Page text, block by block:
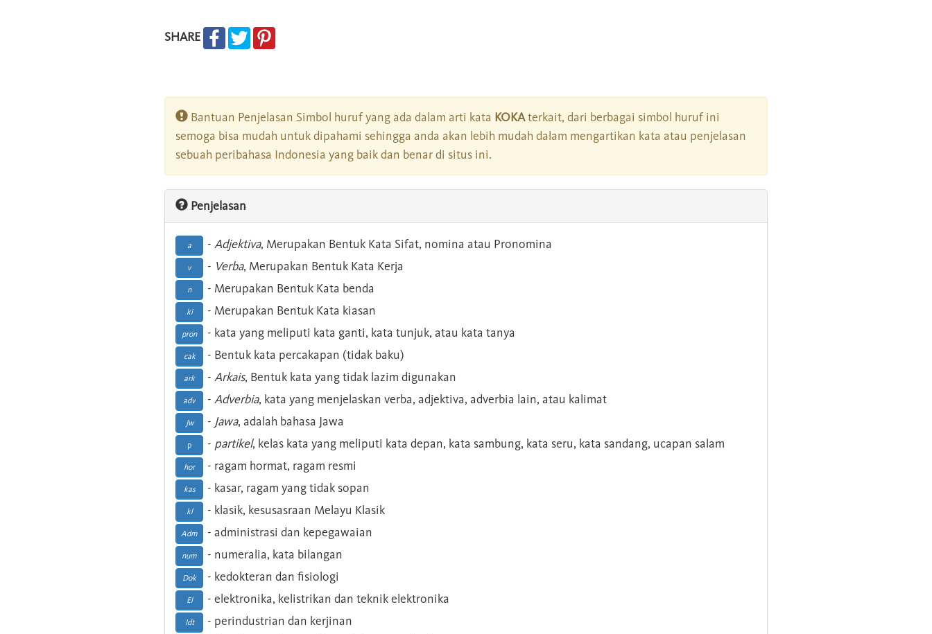
SHARE
Bantuan Penjelasan Simbol huruf yang ada dalam arti kata KOKAterkait, dari berbagai simbol huruf ini
semoga bisa mudah untuk dipahami sehingga anda akan lebih mudah dalam mengartikan kata atau penjelasan
sebuah peribahasa Indonesia yang baik dan benar di situs ini.
Penjelasan
a - Adjektiva, Merupakan Bentuk Kata Sifat, nomina atau Pronomina
v - Verba, Merupakan Bentuk Kata Kerja
n - Merupakan Bentuk Kata benda
ki - Merupakan Bentuk Kata kiasan
pron - kata yang meliputi kata ganti, kata tunjuk, atau kata tanya
cak - Bentuk kata percakapan (tidak baku)
ark - Arkais, Bentuk kata yang tidak lazim digunakan
adv - Adverbia, kata yang menjelaskan verba, adjektiva, adverbia lain, atau kalimat
Jw - Jawa, adalah bahasa Jawa
p - partikel, kelas kata yang meliputi kata depan, kata sambung, kata seru, kata sandang, ucapan salam
hor - ragam hormat, ragam resmi
kas - kasar, ragam yang tidak sopan
kl - klasik, kesusasraan Melayu Klasik
Adm - administrasi dan kepegawaian
num - numeralia, kata bilangan
Dok - kedokteran dan fisiologi
El - elektronika, kelistrikan dan teknik elektronika
Idt - perindustrian dan kerjinan